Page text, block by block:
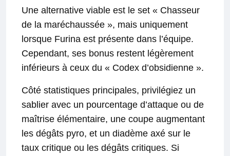
Une alternative viable est le set « Chasseur
de la maréchaussée », mais uniquement
lorsque Furina est présente dans l’équipe.
Cependant, ses bonus restent légèrement
inférieurs à ceux du « Codex d’obsidienne ».
Côté statistiques principales, privilégiez un
sablier avec un pourcentage d’attaque ou de
maîtrise élémentaire, une coupe augmentant
les dégâts pyro, et un diadème axé sur le
taux critique ou les dégâts critiques. Si